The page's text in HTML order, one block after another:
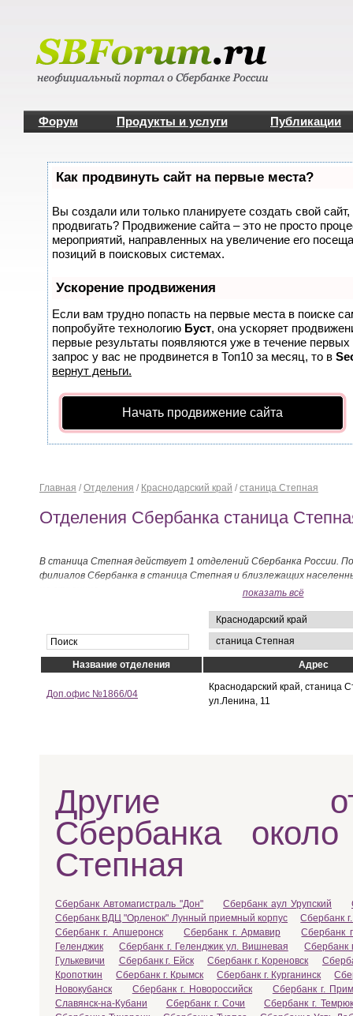
Форум Продукты и услуги Публикации
Как продвинуть сайт на первые места?
Вы создали или только планируете создать свой сайт,
продвигать? Продвижение сайта – это не просто
мероприятий, направленных на увеличение его
позиций в поисковых системах.
Ускорение продвижения
Если вам трудно попасть на первые места в поиске
попробуйте технологию Буст, она ускоряет
первые результаты появляются уже в течение
запрос у вас не продвинется в Топ10 за месяц, то в
вернут деньги.
Начать продвижение сайта
Главная / Отделения / Краснодарский край / станица Степная
Отделения Сбербанка станица
В станица Степная действует 1 отделений Сбербанка России.
филиалов Сбербанка в станица Степная и близлежащих
показать всё
Название отделения Адрес
Доп.офис №1866/04
Краснодарский край, станица
ул.Ленина, 11
Другие
Сбербанка
Степная
Сбербанк Автомагистраль "Дон" Сбербанк аул Урупский
Сбербанк ВДЦ "Орленок" Лунный приемный корпус
Сбербанк
Сбербанк г. Апшеронск
Сбербанк г. Армавир
Сбербанк
Геленджик
Сбербанк г. Геленджик ул. Вишневая
Сбербанк
Гулькевичи
Сбербанк г. Ейск Сбербанк г. Кореновск
Кропоткин
Сбербанк г. Крымск Сбербанк г. Курганинск
Новокубанск
Сбербанк г. Новороссийск
Сбербанк г.
Славянск-на-Кубани
Сбербанк г. Сочи
Сбербанк г. Темрюк